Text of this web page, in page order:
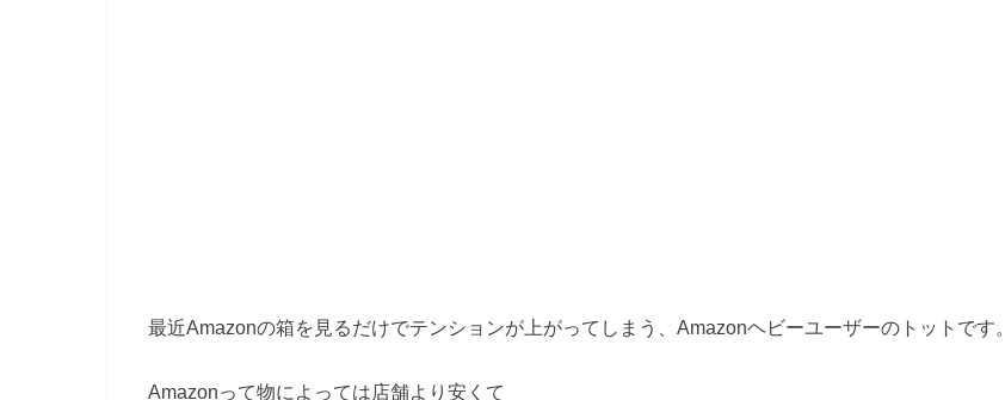
最近Amazonの箱を見るだけでテンションが上がってしまう、Amazonヘビーユーザーのトットです。
Amazonって物によっては店舗より安くて